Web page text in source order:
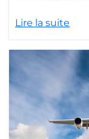
Lire la suite